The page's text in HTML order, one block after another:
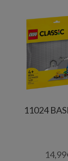
11024
14,99